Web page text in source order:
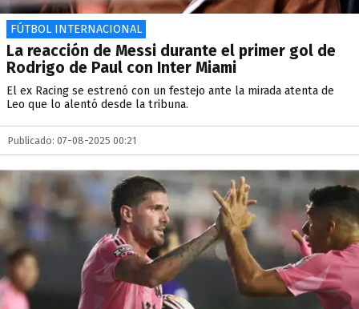
FÚTBOL INTERNACIONAL
La reacción de Messi durante el primer gol de
Rodrigo de Paul con Inter Miami
El ex Racing se estrenó con un festejo ante la mirada atenta de
Leo que lo alentó desde la tribuna.
Publicado: 07-08-2025 00:21